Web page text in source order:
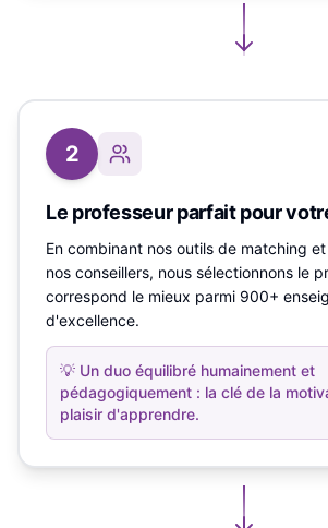
2
Le professeur parfait pour
En combinant nos outils de matching
nos conseillers, nous sélectionnons le
correspond le mieux parmi 900+
d'excellence.
💡 Un duo équilibré humainement et
pédagogiquement : la clé de la
plaisir d'apprendre.